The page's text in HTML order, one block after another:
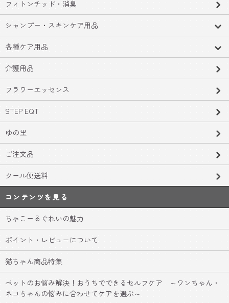
フィトンチッド・消臭
シャンプー・スキンケア用品
各種ケア用品
介護用品
フラワーエッセンス
STEP EQT
ゆの里
ご注文品
クール便送料
コンテンツを見る
ちゃこーるぐれいの魅力
ポイント・レビューについて
猫ちゃん商品特集
ペットのお悩み解決！おうちでできるセルフケア ～ワンちゃん・
ネコちゃんの悩みに合わせてケアを選ぶ～